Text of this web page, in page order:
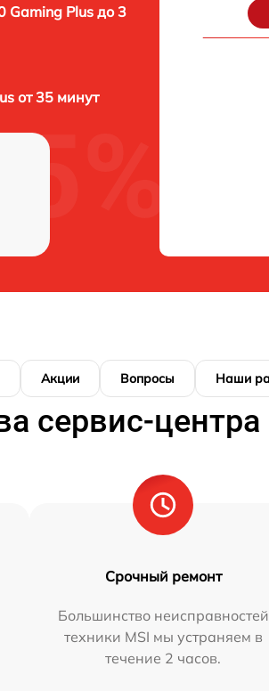
Gaming Plus до 3
от 35 минут
Акции Вопросы Наши
сервис-центра
Срочный ремонт
Большинство неисправностей
техники MSI мы устраняем в
течение 2 часов.